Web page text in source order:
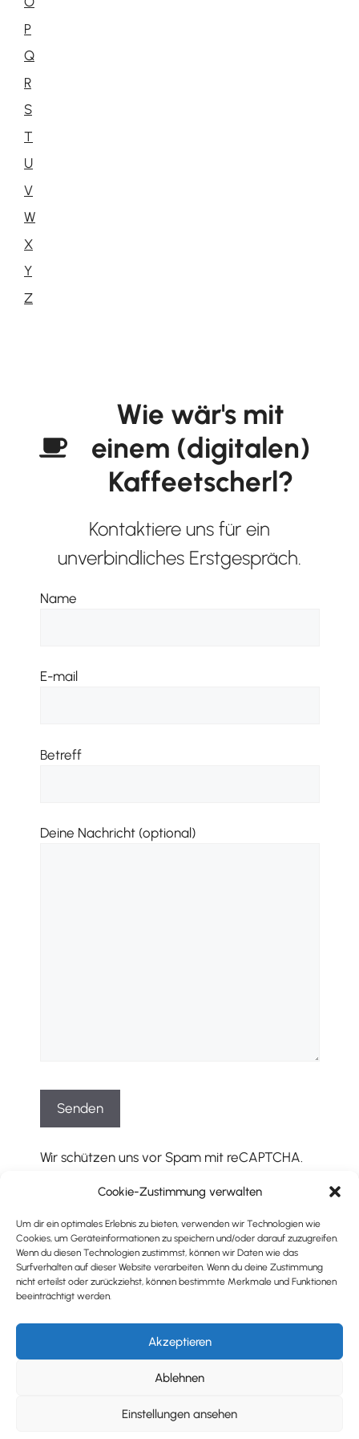
Cookie-Zustimmung verwalten
Um dir ein optimales Erlebnis zu bieten, verwenden wir Technologien wie
Cookies, um Geräteinformationen zu speichern und/oder darauf zuzugreifen.
Wenn du diesen Technologien zustimmst, können wir Daten wie das
Surfverhalten auf dieser Website verarbeiten. Wenn du deine Zustimmung
nicht erteilst oder zurückziehst, können bestimmte Merkmale und Funktionen
beeinträchtigt werden.
Akzeptieren
Ablehnen
Einstellungen ansehen
P
Q
R
S
T
U
V
W
X
Y
Z
Wie wär's mit
einem (digitalen)
Kaffeetscherl?
Kontaktiere uns für ein
unverbindliches Erstgespräch.
Name
E-mail
Betreff
Deine Nachricht (optional)
Wir schützen uns vor Spam mit reCAPTCHA.
Datenschutzbestimmungen und
Geschäftsbedingungen
von Google.
powered by GOYOTEK